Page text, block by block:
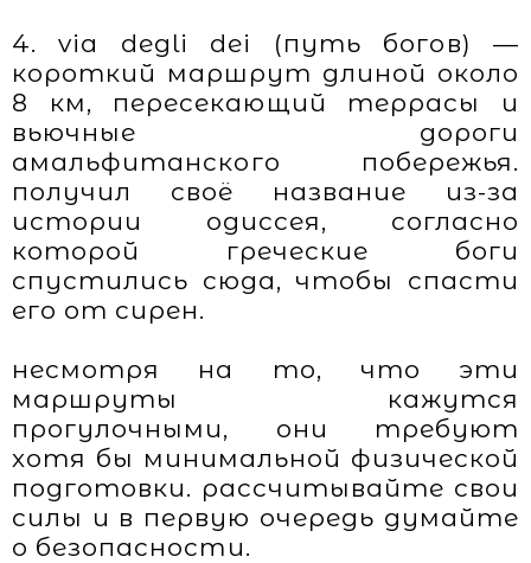
4. via degli dei (путь богов) —
короткий маршрут длиной около
8 км, пересекающий террасы и
вьючные дороги
амальфитанского побережья.
получил своё название из-за
истории одиссея, согласно
которой греческие боги
спустились сюда, чтобы спасти
его от сирен.
несмотря на то, что эти
маршруты кажутся
прогулочными, они требуют
хотя бы минимальной физической
подготовки. рассчитывайте свои
силы и в первую очередь думайте
о безопасности.